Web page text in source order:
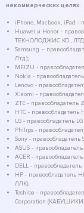
некоммерческих целях.
iPhone, Macbook, iPad -
Huawei и Honor -
ТЕКНОЛОДЖИС КО.,
Samsung –
Лтд.);
MEIZU -
Nokia -
Lenovo -
Xiaomi -
ZTE - правообладатель
HTC -
LG - правообладатель
Philips -
Sony -
ASUS -
ACER -
DELL -
HP - правообладатель
ЛЛК);
Toshiba -
Corporation